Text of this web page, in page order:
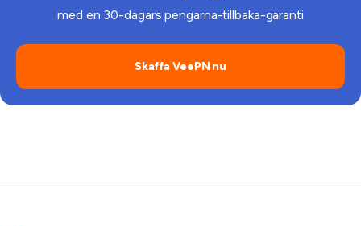
med en 30-dagars pengarna-tillbaka-garanti
Skaffa VeePN nu